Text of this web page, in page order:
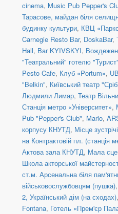
cinema, Music Pub Pepper's
Тарасове, майдан біля
будинку культури, КВЦ
Carnegie Resto Bar, DoskaBar,
Hall, Bar KYIVSKYI,
"Театральний" готелю "Турист"
Pesto Cafe, Клуб «Portum»,
"Belkin", Київський театр
Людмили Лимар, Театр
Станція метро «Університет»,
Pub "Pepper's Club", Mario,
корпусу КНУТД, Місце
на Контрактовій пл. (станція
Актова зала КНУТД, Мала
Школа акторської
ст.м. Арсенальна біля
військовослужбовцям (пушка),
2, Український дім (на сходах),
Fontana, Готель «Прем'єр